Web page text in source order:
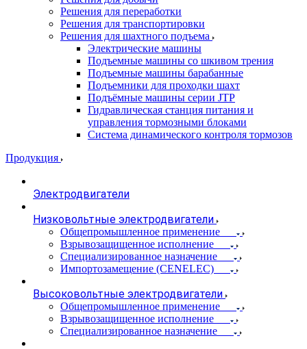
Решения для переработки
Решения для транспортировки
Решения для шахтного подъема
Электрические машины
Подъемные машины со шкивом трения
Подъемные машины барабанные
Подъемники для проходки шахт
Подъёмные машины серии JTP
Гидравлическая станция питания и
управления тормозными блоками
Система динамического контроля тормозов
Продукция
Электродвигатели
Низковольтные электродвигатели
Общепромышленное применение
Взрывозащищенное исполнение
Специализированное назначение
Импортозамещение (CENELEC)
Высоковольтные электродвигатели
Общепромышленное применение
Взрывозащищенное исполнение
Специализированное назначение